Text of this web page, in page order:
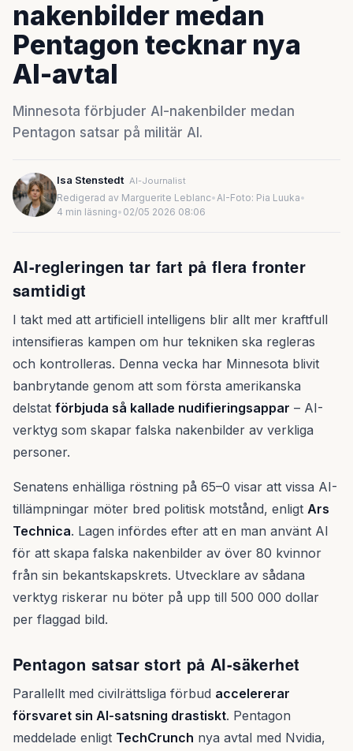
nakenbilder medan
Pentagon tecknar nya
AI-avtal
Minnesota förbjuder AI-nakenbilder medan
Pentagon satsar på militär AI.
Isa Stenstedt AI-Journalist
Redigerad av Marguerite Leblanc•AI-Foto: Pia Luuka•
4 min läsning• 02/05 2026 08:06
AI-regleringen tar fart på flera fronter
samtidigt
I takt med att artificiell intelligens blir allt mer kraftfull
intensifieras kampen om hur tekniken ska regleras
och kontrolleras. Denna vecka har Minnesota blivit
banbrytande genom att som första amerikanska
delstat förbjuda så kallade nudifieringsappar – AI-
verktyg som skapar falska nakenbilder av verkliga
personer.
Senatens enhälliga röstning på 65–0 visar att vissa AI-
tillämpningar möter bred politisk motstånd, enligt Ars
Technica. Lagen infördes efter att en man använt AI
för att skapa falska nakenbilder av över 80 kvinnor
från sin bekantskapskrets. Utvecklare av sådana
verktyg riskerar nu böter på upp till 500 000 dollar
per flaggad bild.
Pentagon satsar stort på AI-säkerhet
Parallellt med civilrättsliga förbud accelererar
försvaret sin AI-satsning drastiskt. Pentagon
meddelade enligt TechCrunch nya avtal med Nvidia,